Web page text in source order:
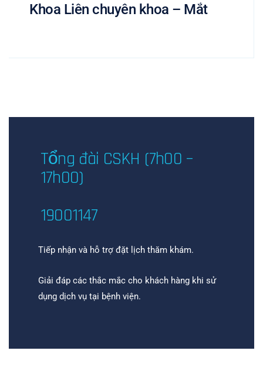
Khoa Liên chuyên khoa – Mắt
Tổng đài CSKH (7h00 –
17h00)
19001147
Tiếp nhận và hỗ trợ đặt lịch thăm khám.
Giải đáp các thắc mắc cho khách hàng khi sử
dụng dịch vụ tại bệnh viện.